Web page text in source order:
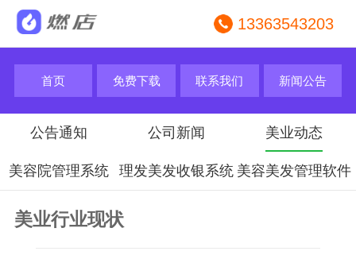
13363543203
首页 免费下载 联系我们 新闻公告
公告通知 公司新闻 美业动态
美容院管理系统 理发美发收银系统 美容美发管理软件
美业行业现状